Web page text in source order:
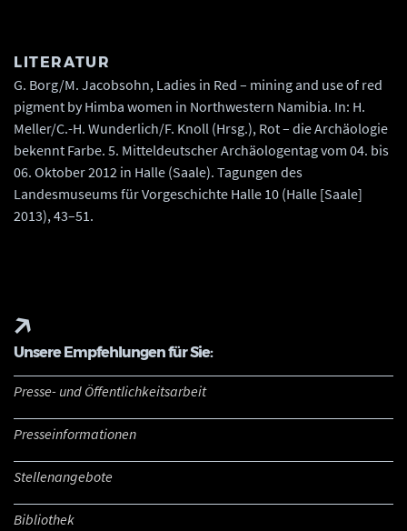
LITERATUR
G. Borg/M. Jacobsohn, Ladies in Red – mining and use of red
pigment by Himba women in Northwestern Namibia. In: H.
Meller/C.-H. Wunderlich/F. Knoll (Hrsg.), Rot – die Archäologie
bekennt Farbe. 5. Mitteldeutscher Archäologentag vom 04. bis
06. Oktober 2012 in Halle (Saale). Tagungen des
Landesmuseums für Vorgeschichte Halle 10 (Halle [Saale]
2013), 43–51.
Unsere Empfehlungen für Sie:
Presse- und Öffentlichkeitsarbeit
Presseinformationen
Stellenangebote
Bibliothek